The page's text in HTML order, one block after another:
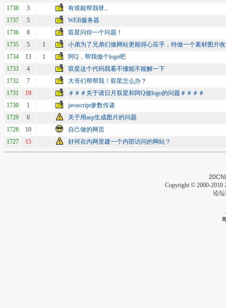
1738
3
有谁能帮我呀。
1737
5
WEB服务器
1736
8
双星问你一个问题！
1735
5 1
小弟为了兄弟们做网站更能得心应手，特做一个素材图片
1734
13 1
阿Q，帮我做个logo吧
1733
4
双星这个代码我看不懂能不能解一下
1732
7
大哥们帮帮我！双星怎么办？
1731
19
＃＃＃关于请日月双星和阿Q做logo的问题＃＃＃＃
1730
1
javascript参数传递
1729
0
关于用asp生成图片的问题
1728
10
自己做的网页
1727
15 好何在内网里建一个内部访问的网站？
20CN
Copyright © 2000-2010
论